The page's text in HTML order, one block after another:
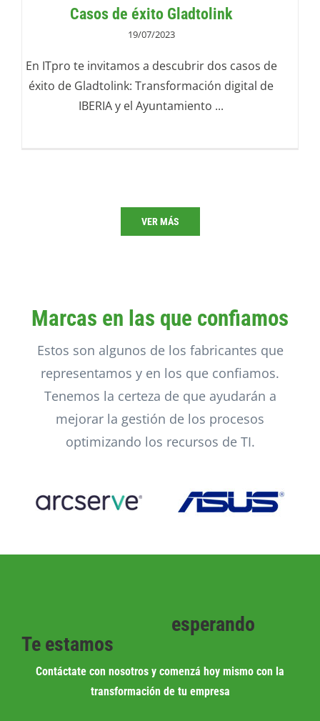
Casos de éxito Gladtolink
19/07/2023
En ITpro te invitamos a descubrir dos casos de
éxito de Gladtolink: Transformación digital de
IBERIA y el Ayuntamiento ...
VER MÁS
Marcas en las que confiamos
Estos son algunos de los fabricantes que
representamos y en los que confiamos.
Tenemos la certeza de que ayudarán a
mejorar la gestión de los procesos
optimizando los recursos de TI.
Te estamos
esperando
Contáctate con nosotros y comenzá hoy mismo con la
transformación de tu empresa